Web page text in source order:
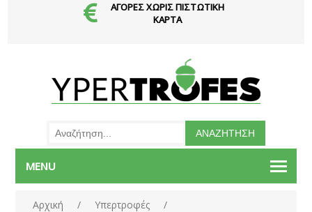
ΑΓΟΡΕΣ ΧΩΡΙΣ ΠΙΣΤΩΤΙΚΗ
ΚΑΡΤΑ
MENU
Αρχική / Υπερτροφές
/